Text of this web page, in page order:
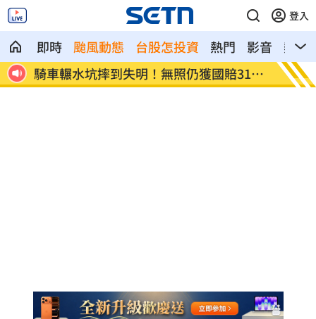
登入
即時 颱風動態 台股怎投資 熱門 影音
熱搜
重
騎車輾水坑摔到失明！無照仍獲國賠311
萬
日本
億